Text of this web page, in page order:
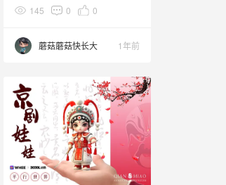
145 0 0
蘑菇蘑菇快长大 1年前